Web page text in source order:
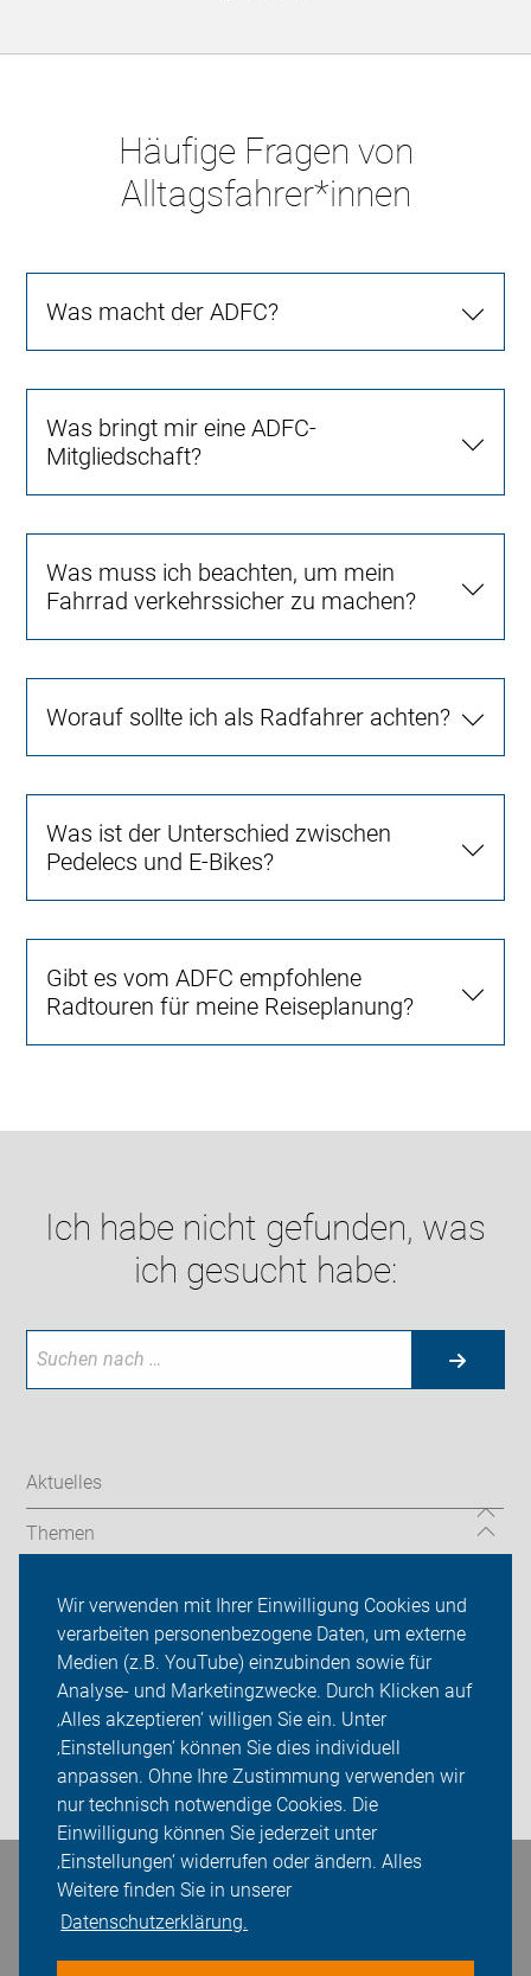
Wir verwenden mit Ihrer Einwilligung Cookies und
verarbeiten personenbezogene Daten, um externe
Medien (z.B. YouTube) einzubinden sowie für
Analyse- und Marketingzwecke. Durch Klicken auf
‚Alles akzeptieren‘ willigen Sie ein. Unter
‚Einstellungen‘ können Sie dies individuell
anpassen. Ohne Ihre Zustimmung verwenden wir
nur technisch notwendige Cookies. Die
Einwilligung können Sie jederzeit unter
‚Einstellungen‘ widerrufen oder ändern. Alles
Weitere finden Sie in unserer
Datenschutzerklärung.
Häufige Fragen von
Alltagsfahrer*innen
Was macht der ADFC?
Was bringt mir eine ADFC-
Mitgliedschaft?
Was muss ich beachten, um mein
Fahrrad verkehrssicher zu machen?
Worauf sollte ich als Radfahrer achten?
Was ist der Unterschied zwischen
Pedelecs und E-Bikes?
Gibt es vom ADFC empfohlene
Radtouren für meine Reiseplanung?
Ich habe nicht gefunden, was
ich gesucht habe:
Aktuelles
Themen
Das machen wir
Sei dabei
Presse
Login
Bleiben Sie in Kontakt